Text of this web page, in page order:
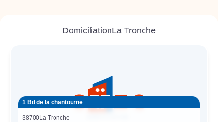
DomiciliationLa Tronche
1 Bd de la chantourne
38700La Tronche